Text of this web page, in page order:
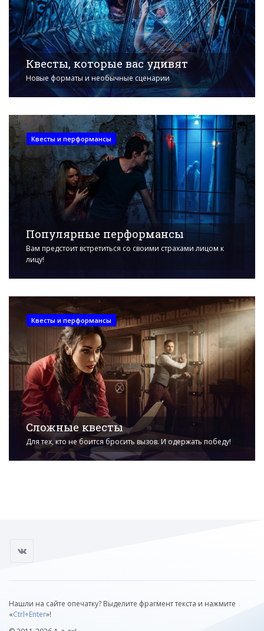
Квесты, которые вас удивят
Новые форматы и необычные сценарии
Квесты и перформансы
Популярные перформансы
Вам предстоит встретиться со своими страхами лицом к
лицу!
Квесты и перформансы
Сложные квесты
Для тех, кто не боится бросить вызов. И одержать победу!
Нашли на сайте опечатку? Выделите фрагмент текста и нажмите
«Ctrl+Enter»!